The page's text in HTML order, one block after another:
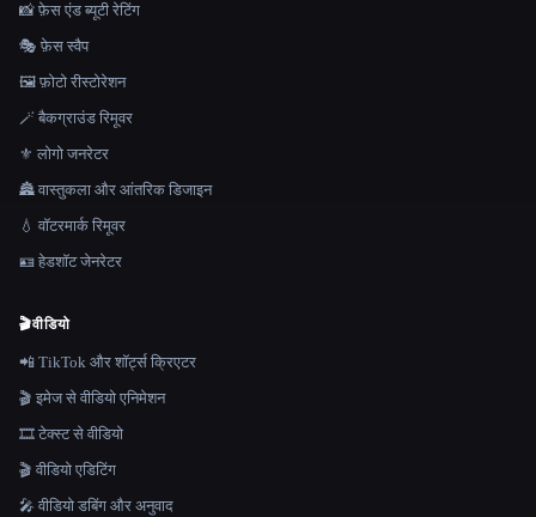
📸 फ़ेस एंड ब्यूटी रेटिंग
🎭 फ़ेस स्वैप
🖼️ फ़ोटो रीस्टोरेशन
🪄 बैकग्राउंड रिमूवर
⚜️ लोगो जनरेटर
🏯 वास्तुकला और आंतरिक डिजाइन
💧 वॉटरमार्क रिमूवर
🪪 हेडशॉट जेनरेटर
🎬वीडियो
📲 TikTok और शॉर्ट्स क्रिएटर
🎬 इमेज से वीडियो एनिमेशन
🎞️ टेक्स्ट से वीडियो
🎬 वीडियो एडिटिंग
🎤 वीडियो डबिंग और अनुवाद